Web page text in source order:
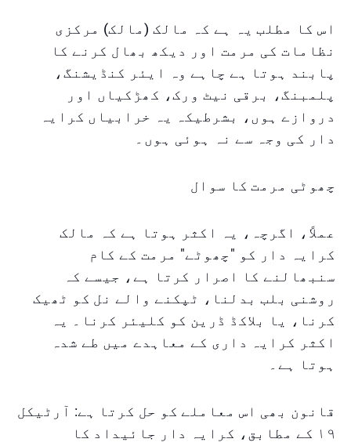
اس کا مطلب یہ ہے کہ مالک (مالک) مرکزی
نظامات کی مرمت اور دیکھ بھال کرنے کا
پابند ہوتا ہے چاہے وہ ایئر کنڈیشنگ،
پلمبنگ، برقی نیٹ ورک، کھڑکیاں اور
دروازے ہوں، بشرطیکہ یہ خرابیاں کرایہ
دار کی وجہ سے نہ ہوئی ہوں۔
چھوٹی مرمت کا سوال
عملاً، اگرچہ، یہ اکثر ہوتا ہے کہ مالک
کرایہ دار کو "چھوٹے" مرمت کے کام
سنبھالنے کا اصرار کرتا ہے، جیسے کہ
روشنی بلب بدلنا، ٹپکنے والے نل کو ٹھیک
کرنا، یا بلاکڈ ڈرین کو کلیئر کرنا۔ یہ
اکثر کرایہ داری کے معاہدے میں طے شدہ
ہوتا ہے۔
قانون بھی اس معاملے کو حل کرتا ہے: آرٹیکل
١٩ کے مطابق، کرایہ دار جائیداد کا